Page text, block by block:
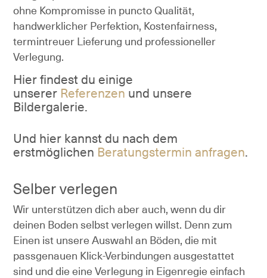
ohne Kompromisse in puncto Qualität,
handwerklicher Perfektion, Kostenfairness,
termintreuer Lieferung und professioneller
Verlegung.
Hier findest du einige
unserer Referenzen und unsere
Bildergalerie.
Und hier kannst du nach dem
erstmöglichen Beratungstermin anfragen.
Selber verlegen
Wir unterstützen dich aber auch, wenn du dir
deinen Boden selbst verlegen willst. Denn zum
Einen ist unsere Auswahl an Böden, die mit
passgenauen Klick-Verbindungen ausgestattet
sind und die eine Verlegung in Eigenregie einfach